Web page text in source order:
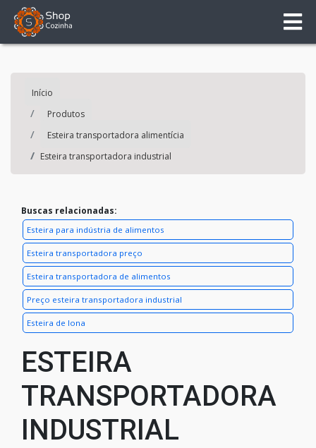
Início
Produtos
Esteira transportadora alimentícia
Esteira transportadora industrial
Buscas relacionadas:
Esteira para indústria de alimentos
Esteira transportadora preço
Esteira transportadora de alimentos
Preço esteira transportadora industrial
Esteira de lona
ESTEIRA
TRANSPORTADORA
INDUSTRIAL